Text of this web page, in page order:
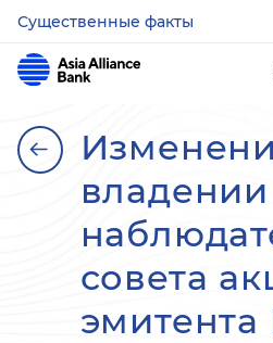
Существенные факты
совета